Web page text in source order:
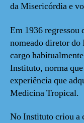
da Misericórdia e
Em 1936
nomeado diretor
cargo
Instituto, norma
experiência que
Medicina Tropical.
No Instituto criou a